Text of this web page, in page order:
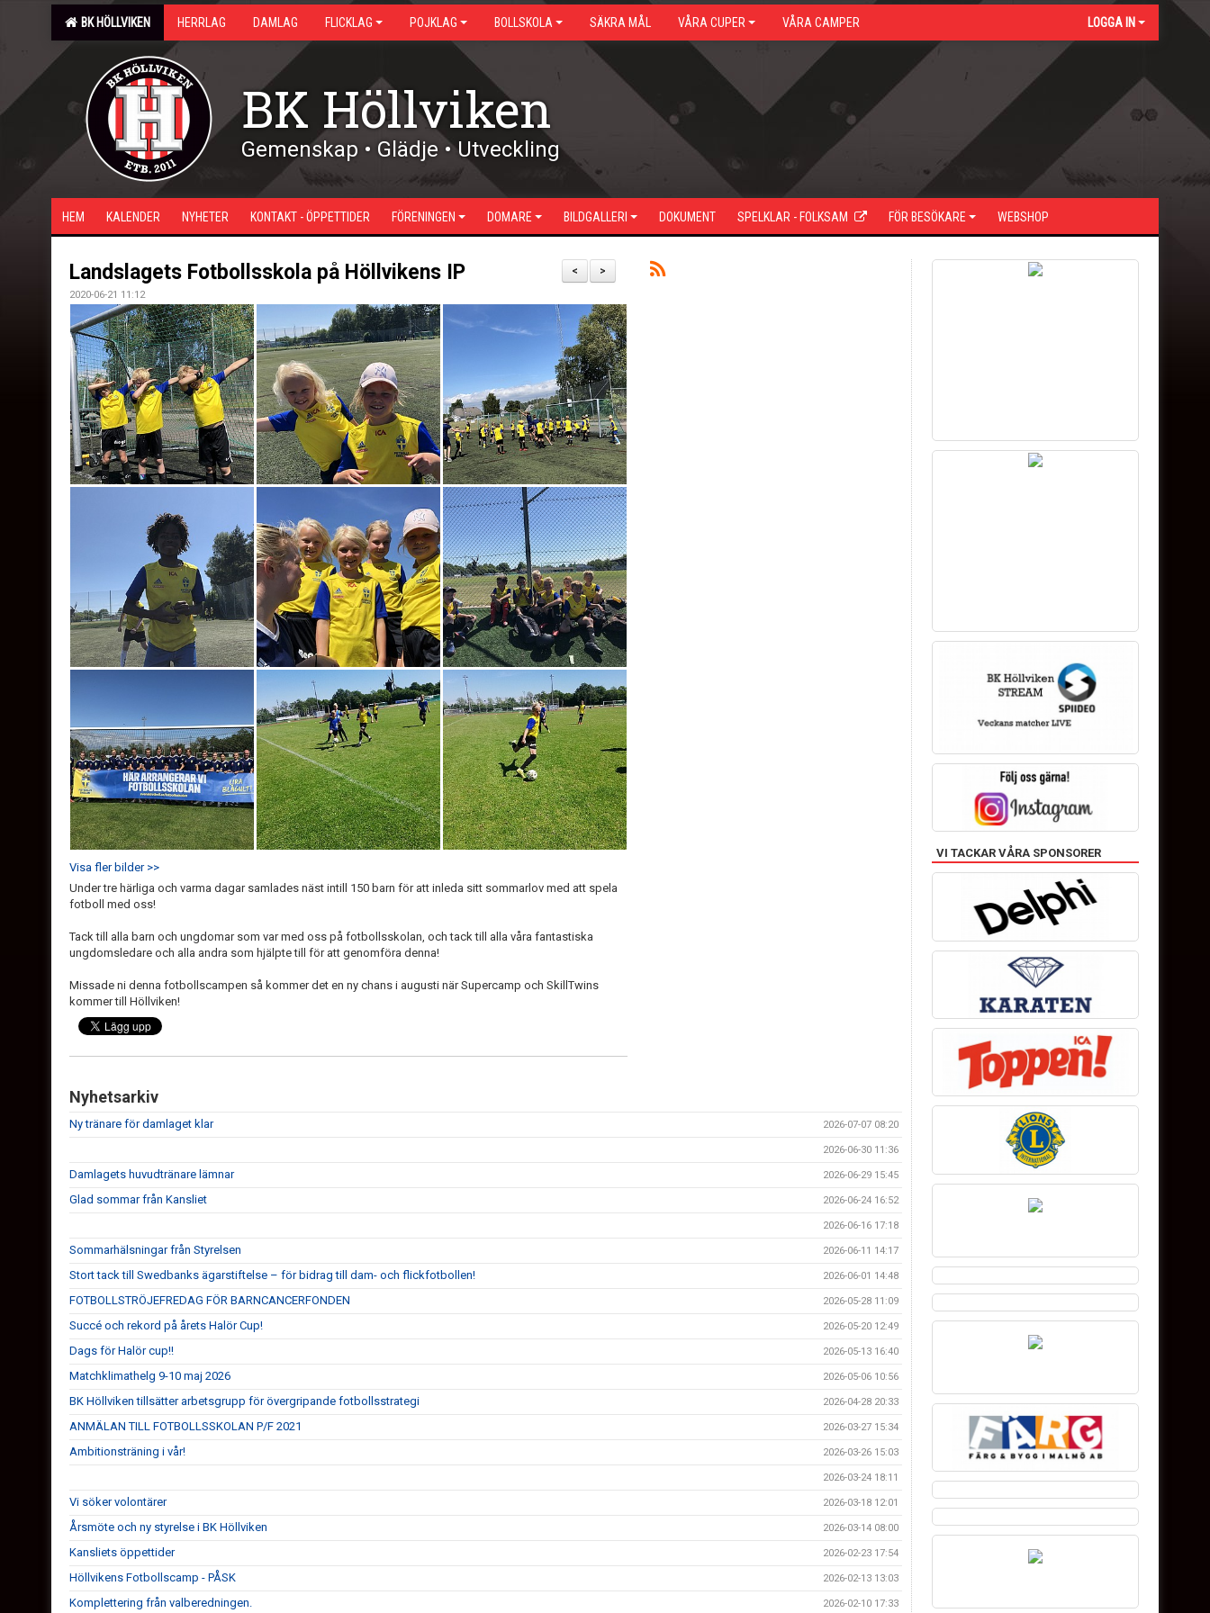
BK HÖLLVIKEN HERRLAG DAMLAG FLICKLAG POJKLAG BOLLSKOLA SÄKRA MÅL VÅRA CUPER VÅRA CAMPER LOGGA IN
BK Höllviken
Gemenskap • Glädje • Utveckling
HEM KALENDER NYHETER KONTAKT - ÖPPETTIDER FÖRENINGEN DOMARE BILDGALLERI DOKUMENT SPELKLAR - FOLKSAM FÖR BESÖKARE WEBSHOP
>
<
Landslagets Fotbollsskola på Höllvikens IP
2020-06-21 11:12
Visa fler bilder >>
Under tre härliga och varma dagar samlades näst intill 150 barn för att inleda sitt sommarlov med att spela
fotboll med oss!
Tack till alla barn och ungdomar som var med oss på fotbollsskolan, och tack till alla våra fantastiska
ungdomsledare och alla andra som hjälpte till för att genomföra denna!
Missade ni denna fotbollscampen så kommer det en ny chans i augusti när Supercamp och SkillTwins
kommer till Höllviken!
Nyhetsarkiv
Ny tränare för damlaget klar 2026-07-07 08:20
2026-06-30 11:36
Damlagets huvudtränare lämnar 2026-06-29 15:45
Glad sommar från Kansliet 2026-06-24 16:52
2026-06-16 17:18
Sommarhälsningar från Styrelsen 2026-06-11 14:17
Stort tack till Swedbanks ägarstiftelse – för bidrag till dam- och flickfotbollen! 2026-06-01 14:48
FOTBOLLSTRÖJEFREDAG FÖR BARNCANCERFONDEN 2026-05-28 11:09
Succé och rekord på årets Halör Cup! 2026-05-20 12:49
Dags för Halör cup!! 2026-05-13 16:40
Matchklimathelg 9-10 maj 2026 2026-05-06 10:56
BK Höllviken tillsätter arbetsgrupp för övergripande fotbollsstrategi 2026-04-28 20:33
ANMÄLAN TILL FOTBOLLSSKOLAN P/F 2021 2026-03-27 15:34
Ambitionsträning i vår! 2026-03-26 15:03
2026-03-24 18:11
Vi söker volontärer 2026-03-18 12:01
Årsmöte och ny styrelse i BK Höllviken 2026-03-14 08:00
Kansliets öppettider 2026-02-23 17:54
Höllvikens Fotbollscamp - PÅSK 2026-02-13 13:03
Komplettering från valberedningen. 2026-02-10 17:33
VI TACKAR VÅRA SPONSORER